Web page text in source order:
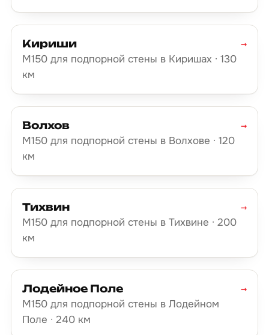
Кириши
М150 для подпорной стены в Киришах · 130
км
→
Волхов
М150 для подпорной стены в Волхове · 120
км
→
Тихвин
М150 для подпорной стены в Тихвине · 200
км
→
Лодейное Поле
М150 для подпорной стены в Лодейном
Поле · 240 км
→